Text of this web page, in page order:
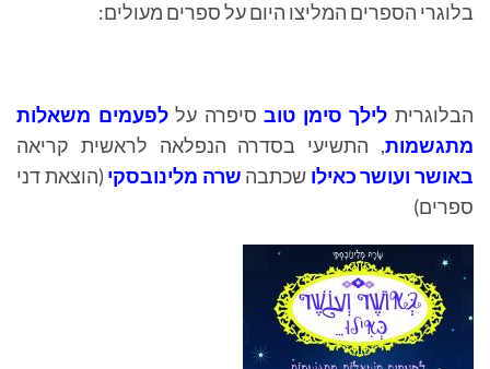
בלוגרי הספרים המליצו היום על ספרים מעולים:
הבלוגרית לילך סימן טובסיפרה עללפעמים משאלות
מתגשמות, התשיעי בסדרה הנפלאה לראשית קריאה
באושר ועושר כאילו שכתבה שרה מלינובסקי (הוצאת דני
ספרים)